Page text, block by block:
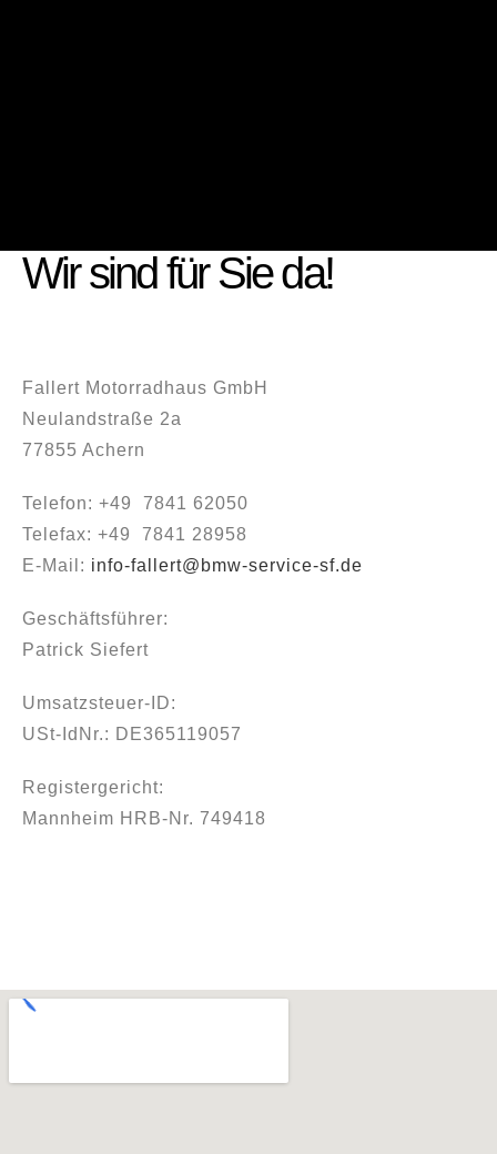
Wir sind für Sie da!
Fallert Motorradhaus GmbH
Neulandstraße 2a
77855 Achern
Telefon: +49 7841 62050
Telefax: +49 7841 28958
E-Mail: info-fallert@bmw-service-sf.de
Geschäftsführer:
Patrick Siefert
Umsatzsteuer-ID:
USt-IdNr.: DE365119057
Registergericht:
Mannheim HRB-Nr. 749418